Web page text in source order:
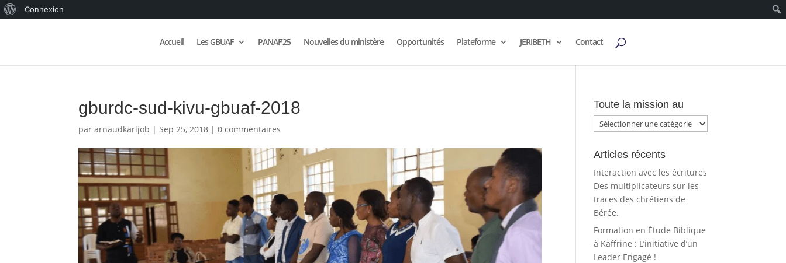
WordPress
Connexion
Accueil Les GBUAF PANAF’25 Nouvelles du ministère Opportunités Plateforme JERIBETH Contact
gburdc-sud-kivu-gbuaf-2018
pararnaudkarljob |Sep 25, 2018 |0 commentaires
Toute la mission au
Toute
la
mission
au
Articles récents
Interaction avec les écritures
Des multiplicateurs sur les
traces des chrétiens de
Bérée.
Formation en Étude Biblique
à Kaffrine : L’initiative d’un
Leader Engagé !